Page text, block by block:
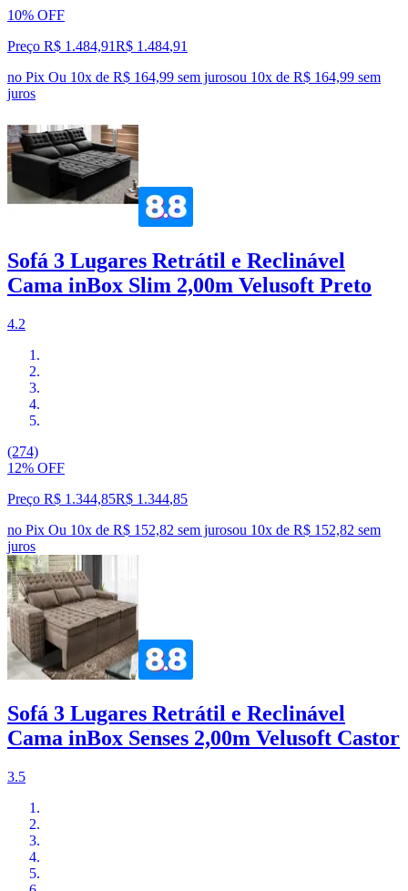
10% OFF
Preço R$ 1.484,91R$ 1.484,91
no Pix Ou 10x de R$ 164,99 sem jurosou 10x de R$ 164,99 sem
juros
Sofá 3 Lugares Retrátil e Reclinável
Cama inBox Slim 2,00m Velusoft Preto
4.2
(274)
12% OFF
Preço R$ 1.344,85R$ 1.344,85
no Pix Ou 10x de R$ 152,82 sem jurosou 10x de R$ 152,82 sem
juros
Sofá 3 Lugares Retrátil e Reclinável
Cama inBox Senses 2,00m Velusoft Castor
3.5